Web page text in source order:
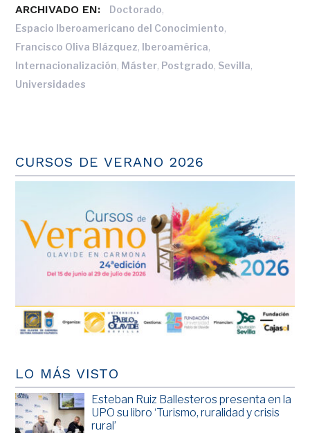
ARCHIVADO EN: Doctorado,
Espacio Iberoamericano del Conocimiento,
Francisco Oliva Blázquez, Iberoamérica,
Internacionalización, Máster, Postgrado, Sevilla,
Universidades
CURSOS DE VERANO 2026
LO MÁS VISTO
Esteban Ruiz Ballesteros presenta en la
UPO su libro ‘Turismo, ruralidad y crisis
rural’